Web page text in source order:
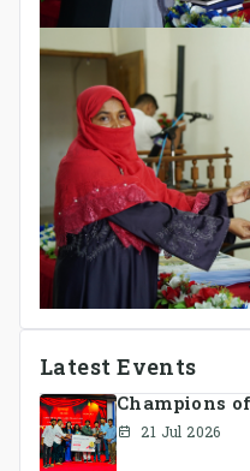
Latest Events
Champions
21 Jul 2026